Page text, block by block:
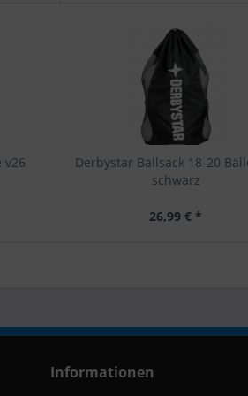
v26
Derbystar Ballsack 18-20
schwarz
26,99 € *
Informationen